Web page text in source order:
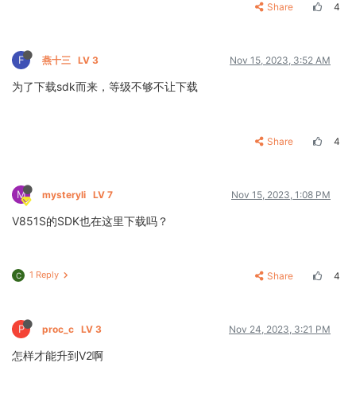
Share 4
F 燕十三 LV 3 Nov 15, 2023, 3:52 AM
为了下载sdk而来，等级不够不让下载
Share 4
M mysteryli LV 7 Nov 15, 2023, 1:08 PM
V851S的SDK也在这里下载吗？
C 1 Reply Share 4
P proc_c LV 3 Nov 24, 2023, 3:21 PM
怎样才能升到V2啊